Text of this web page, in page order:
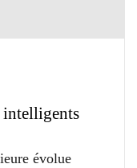
intelligents
évolue